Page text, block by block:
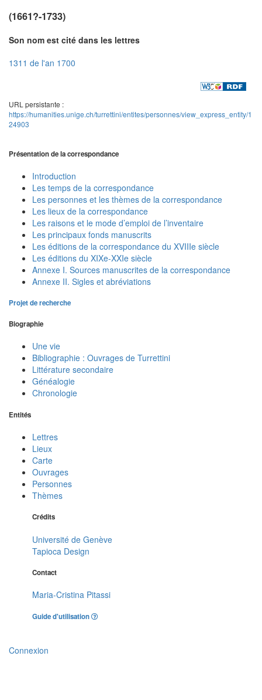
(1661?-1733)
Son nom est cité dans les lettres
1311 de l'an 1700
URL persistante :
https://humanities.unige.ch/turrettini/entites/personnes/view_express_entity/1
24903
Présentation de la correspondance
Introduction
Les temps de la correspondance
Les personnes et les thèmes de la correspondance
Les lieux de la correspondance
Les raisons et le mode d’emploi de l’inventaire
Les principaux fonds manuscrits
Les éditions de la correspondance du XVIIIe siècle
Les éditions du XIXe-XXIe siècle
Annexe I. Sources manuscrites de la correspondance
Annexe II. Sigles et abréviations
Projet de recherche
Biographie
Une vie
Bibliographie : Ouvrages de Turrettini
Littérature secondaire
Généalogie
Chronologie
Entités
Lettres
Lieux
Carte
Ouvrages
Personnes
Thèmes
Crédits
Université de Genève
Tapioca Design
Contact
Maria-Cristina Pitassi
Guide d'utilisation
Connexion